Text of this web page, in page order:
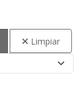
Limpiar